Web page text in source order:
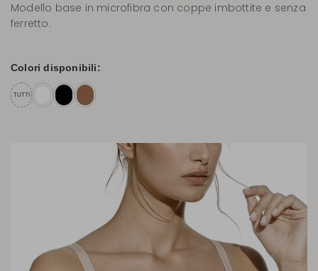
Modello base in microfibra con coppe imbottite e senza
ferretto.
Colori disponibili:
TUTTI